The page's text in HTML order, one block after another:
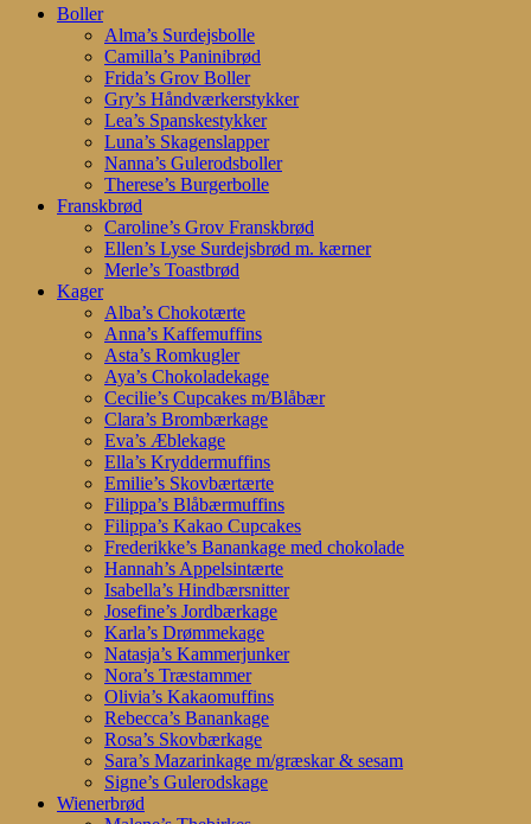
Close
Boller
Alma’s Surdejsbolle
Camilla’s Paninibrød
Frida’s Grov Boller
Gry’s Håndværkerstykker
Lea’s Spanskestykker
Luna’s Skagenslapper
Nanna’s Gulerodsboller
Therese’s Burgerbolle
Franskbrød
Caroline’s Grov Franskbrød
Ellen’s Lyse Surdejsbrød m. kærner
Merle’s Toastbrød
Kager
Alba’s Chokotærte
Anna’s Kaffemuffins
Asta’s Romkugler
Aya’s Chokoladekage
Cecilie’s Cupcakes m/Blåbær
Clara’s Brombærkage
Eva’s Æblekage
Ella’s Kryddermuffins
Emilie’s Skovbærtærte
Filippa’s Blåbærmuffins
Filippa’s Kakao Cupcakes
Frederikke’s Banankage med chokolade
Hannah’s Appelsintærte
Isabella’s Hindbærsnitter
Josefine’s Jordbærkage
Karla’s Drømmekage
Natasja’s Kammerjunker
Nora’s Træstammer
Olivia’s Kakaomuffins
Rebecca’s Banankage
Rosa’s Skovbærkage
Sara’s Mazarinkage m/græskar & sesam
Signe’s Gulerodskage
Wienerbrød